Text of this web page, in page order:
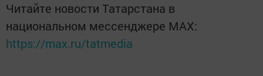
Читайте новости Татарстана в
национальном мессенджере MАХ:
https://max.ru/tatmedia